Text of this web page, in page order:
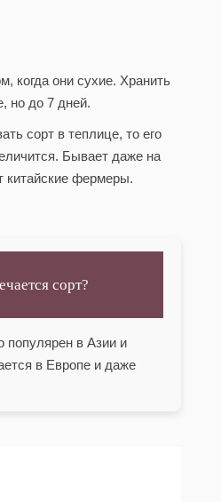
когда они сухие. Хранить
но до 7 дней.
сорт в теплице, то его
Бывает даже на
китайские фермеры.
сорт?
популярен в Азии и
в Европе и даже